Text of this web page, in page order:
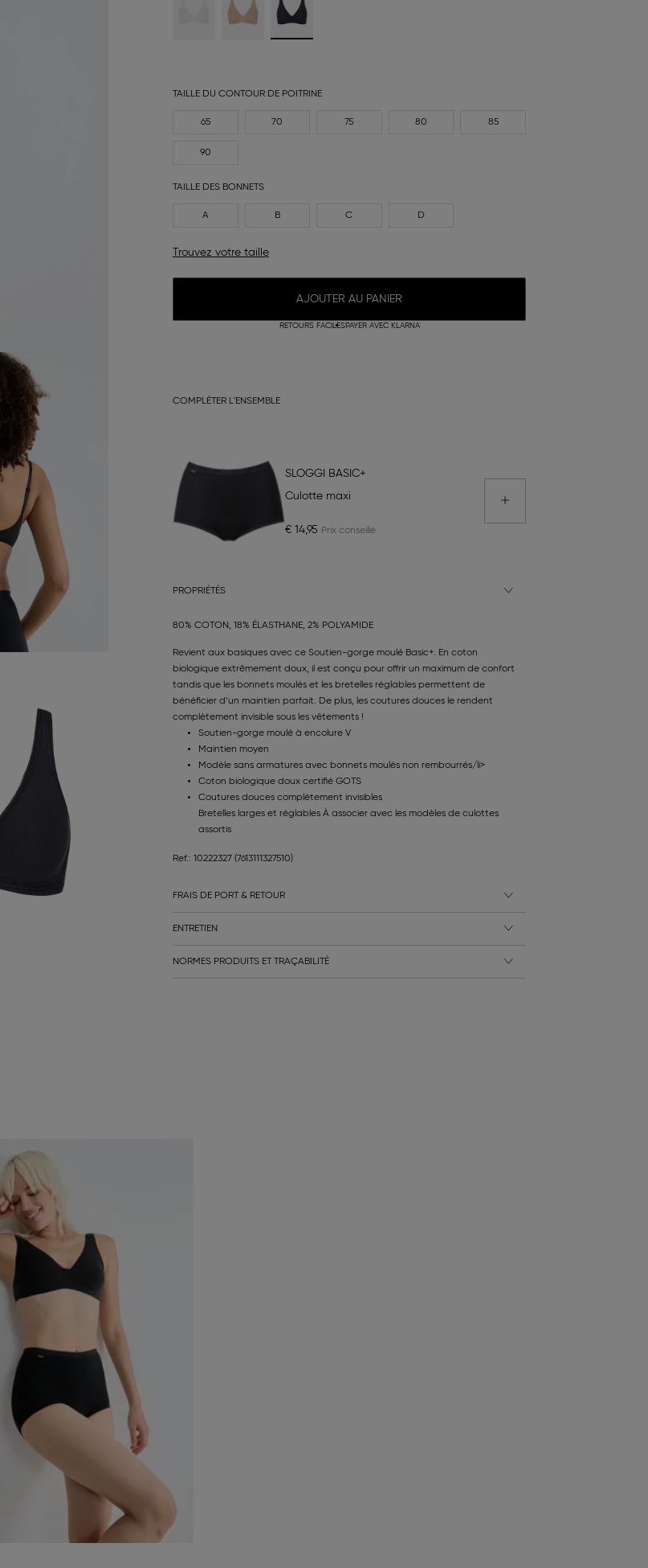
TAILLE DU CONTOUR DE POITRINE
65 70 75 80 85
90
TAILLE DES BONNETS
A B C D
Trouvez votre taille
AJOUTER AU PANIER
RETOURS FACILESPAYER AVEC KLARNA
COMPLÉTER L'ENSEMBLE
SLOGGI BASIC+
Culotte maxi
€ 14,95
PROPRIÉTÉS
80% COTON, 18% ÉLASTHANE, 2% POLYAMIDE
Revient aux basiques avec ce Soutien-gorge moulé Basic+. En coton
biologique extrêmement doux, il est conçu pour offrir un maximum de confort
tandis que les bonnets moulés et les bretelles réglables permettent de
bénéficier d’un maintien parfait. De plus, les coutures douces le rendent
complètement invisible sous les vêtements !
Soutien-gorge moulé à encolure V
Maintien moyen
Modèle sans armatures avec bonnets moulés non rembourrés/li>
Coton biologique doux certifié GOTS
Coutures douces complètement invisibles
Bretelles larges et réglables À associer avec les modèles de culottes
assortis
Ref.: 10222327 (7613111327510)
FRAIS DE PORT & RETOUR
ENTRETIEN
NORMES PRODUITS ET TRAÇABILITÉ